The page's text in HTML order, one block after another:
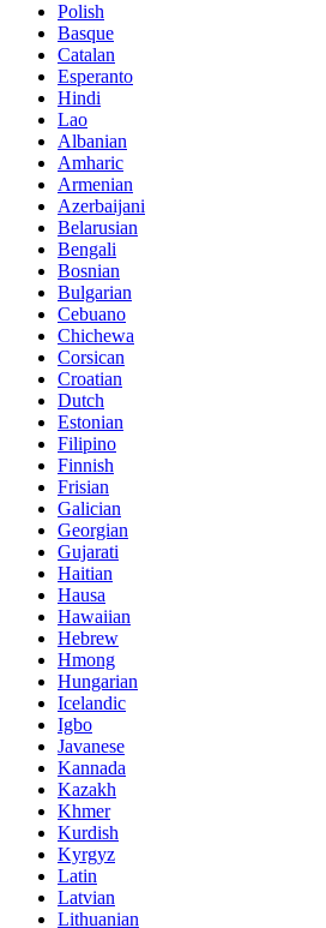
Polish
Basque
Catalan
Esperanto
Hindi
Lao
Albanian
Amharic
Armenian
Azerbaijani
Belarusian
Bengali
Bosnian
Bulgarian
Cebuano
Chichewa
Corsican
Croatian
Dutch
Estonian
Filipino
Finnish
Frisian
Galician
Georgian
Gujarati
Haitian
Hausa
Hawaiian
Hebrew
Hmong
Hungarian
Icelandic
Igbo
Javanese
Kannada
Kazakh
Khmer
Kurdish
Kyrgyz
Latin
Latvian
Lithuanian